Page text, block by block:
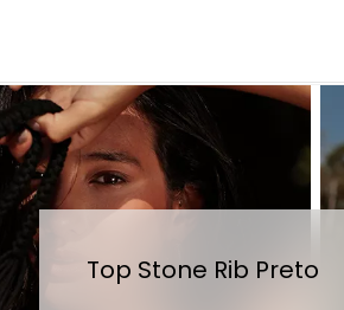
Top Stone Rib Preto